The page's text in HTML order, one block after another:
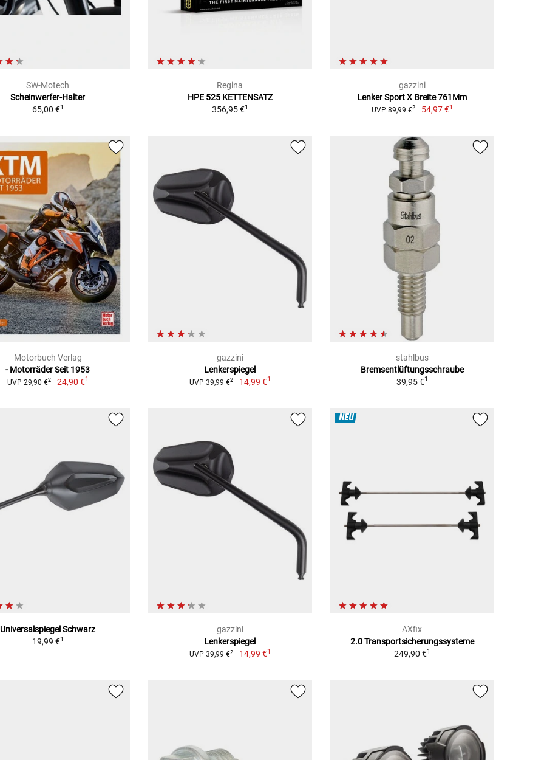
SW-Motech
Scheinwerfer-Halter
65,00 €1
Regina
HPE 525 KETTENSATZ
356,95 €1
gazzini
Lenker Sport X Breite 761Mm
UVP 89,99 €2 54,97 €1
Motorbuch Verlag
- Motorräder Seit 1953
UVP 29,90 €2 24,90 €1
gazzini
Lenkerspiegel
UVP 39,99 €2 14,99 €1
stahlbus
Bremsentlüftungsschraube
39,95 €1
Universalspiegel Schwarz
19,99 €1
gazzini
Lenkerspiegel
UVP 39,99 €2 14,99 €1
NEU
AXfix
2.0 Transportsicherungssysteme
249,90 €1